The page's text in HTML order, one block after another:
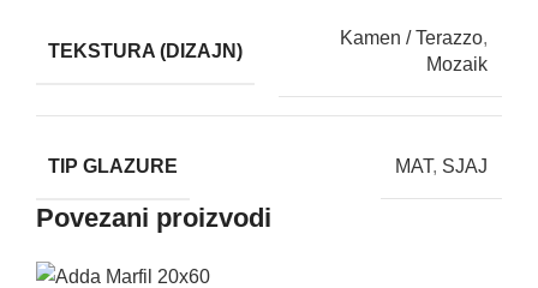
TEKSTURA (DIZAJN)
Kamen / Terazzo,
Mozaik
TIP GLAZURE MAT, SJAJ
Povezani proizvodi